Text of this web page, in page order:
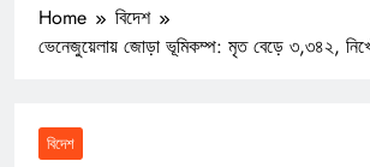
Home
বিদেশ
ভেনেজুয়েলায় জোড়া ভূমিকম্প: মৃত বেড়ে ৩,৩৪২,
বিদেশ